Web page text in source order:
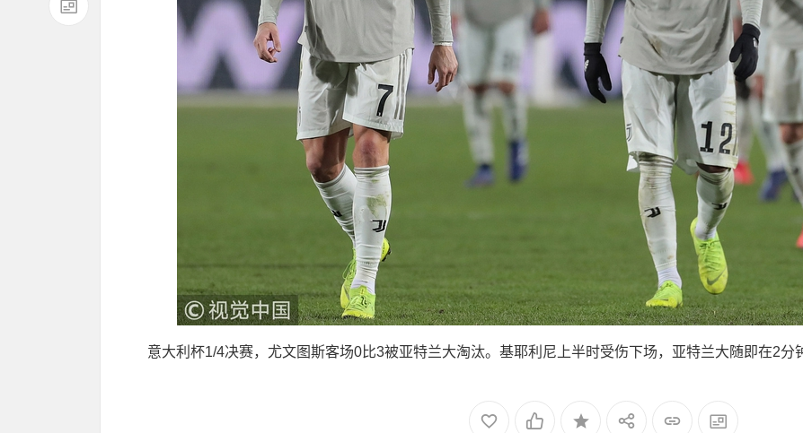
意大利杯1/4决赛，尤文图斯客场0比3被亚特兰大淘汰。基耶利尼上半时受伤下场，亚特兰大随即在2分